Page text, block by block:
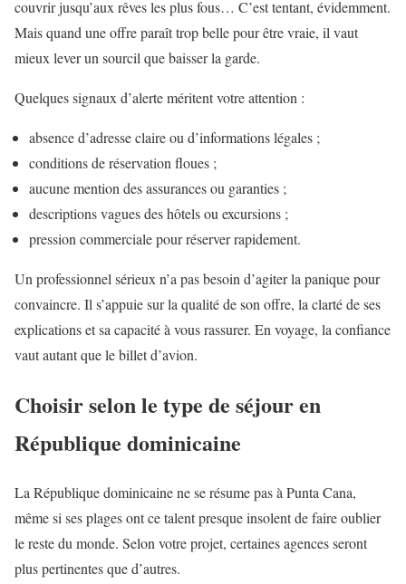
couvrir jusqu’aux rêves les plus fous… C’est tentant, évidemment.
Mais quand une offre paraît trop belle pour être vraie, il vaut
mieux lever un sourcil que baisser la garde.
Quelques signaux d’alerte méritent votre attention :
absence d’adresse claire ou d’informations légales ;
conditions de réservation floues ;
aucune mention des assurances ou garanties ;
descriptions vagues des hôtels ou excursions ;
pression commerciale pour réserver rapidement.
Un professionnel sérieux n’a pas besoin d’agiter la panique pour
convaincre. Il s’appuie sur la qualité de son offre, la clarté de ses
explications et sa capacité à vous rassurer. En voyage, la confiance
vaut autant que le billet d’avion.
Choisir selon le type de séjour en
République dominicaine
La République dominicaine ne se résume pas à Punta Cana,
même si ses plages ont ce talent presque insolent de faire oublier
le reste du monde. Selon votre projet, certaines agences seront
plus pertinentes que d’autres.